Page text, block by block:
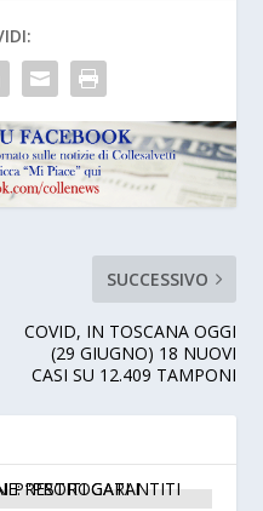
SUCCESSIVO
COVID, IN TOSCANA OGGI
(29 GIUGNO) 18 NUOVI
CASI SU 12.409 TAMPONI